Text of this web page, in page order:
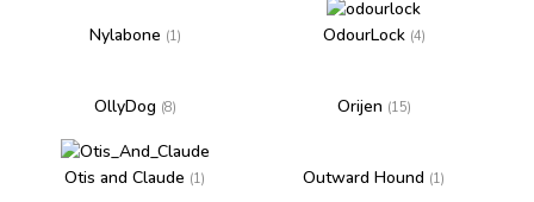
Nylabone (1) OdourLock (4)
OllyDog (8) Orijen (15)
Otis and Claude (1) Outward Hound (1)